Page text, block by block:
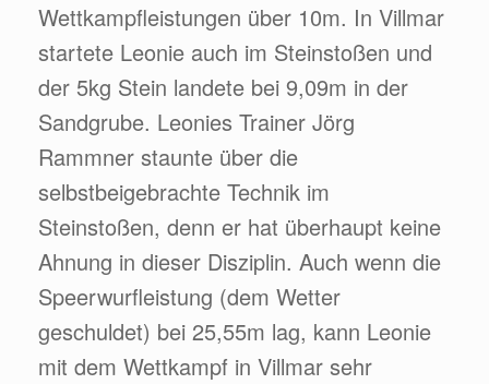
Wettkampfleistungen über 10m. In Villmar
startete Leonie auch im Steinstoßen und
der 5kg Stein landete bei 9,09m in der
Sandgrube. Leonies Trainer Jörg
Rammner staunte über die
selbstbeigebrachte Technik im
Steinstoßen, denn er hat überhaupt keine
Ahnung in dieser Disziplin. Auch wenn die
Speerwurfleistung (dem Wetter
geschuldet) bei 25,55m lag, kann Leonie
mit dem Wettkampf in Villmar sehr